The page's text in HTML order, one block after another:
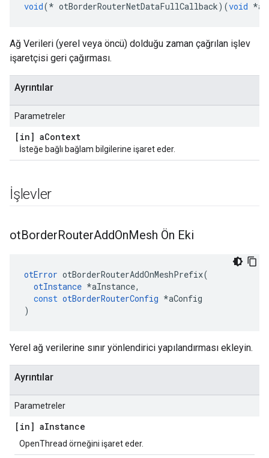
void(* otBorderRouterNetDataFullCallback)(void *
Ağ Verileri (yerel veya öncü) dolduğu zaman çağrılan işlev
işaretçisi geri çağırması.
Ayrıntılar
Parametreler
[in] aContext
İsteğe bağlı bağlam bilgilerine işaret eder.
İşlevler
otBorderRouterAddOnMesh Ön Eki
otError otBorderRouterAddOnMeshPrefix(
otInstance *aInstance,
const otBorderRouterConfig *aConfig
)
Yerel ağ verilerine sınır yönlendirici yapılandırması ekleyin.
Ayrıntılar
Parametreler
[in] aInstance
OpenThread örneğini işaret eder.